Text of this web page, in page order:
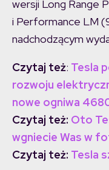
wersji Long Range
i Performance LM
nadchodzącym
Czytaj też: Tesla
rozwoju
nowe ogniwa
Czytaj też: Oto
wgniecie Was w
Czytaj też: Tesla